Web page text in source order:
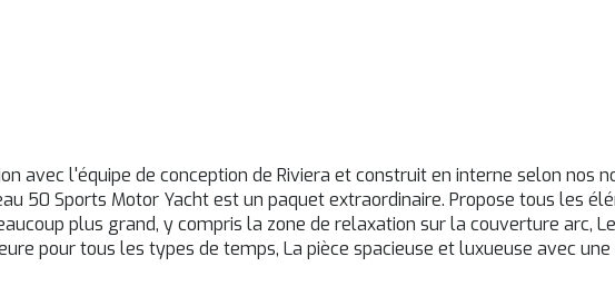
avec l'équipe de conception de Riviera et construit en interne selon nos
50 Sports Motor Yacht est un paquet extraordinaire. Propose tous les
plus grand, y compris la zone de relaxation sur la couverture arc,
pour tous les types de temps, La pièce spacieuse et luxueuse avec